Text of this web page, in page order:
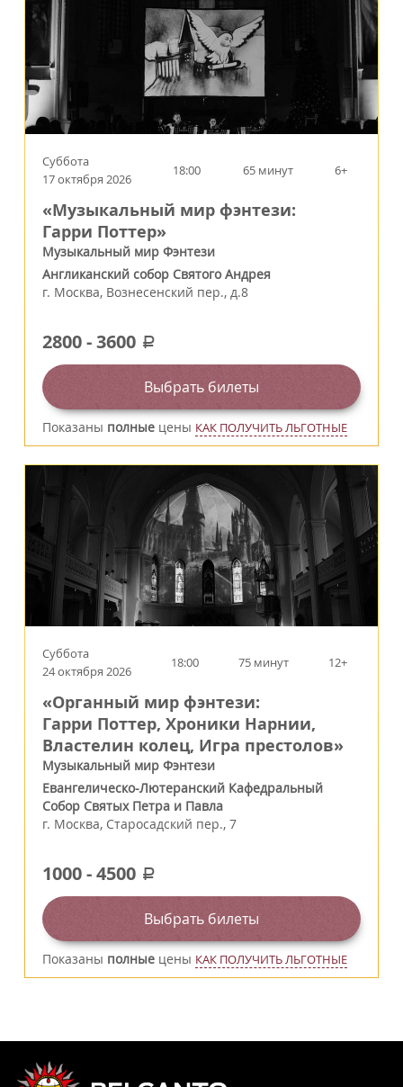
Суббота
17 октября 2026
18:00 65 минут 6+
«Музыкальный мир фэнтези:
Гарри Поттер»
Музыкальный мир Фэнтези
Англиканский собор Святого Андрея
г. Москва, Вознесенский пер., д.8
2800-3600 a
Выбрать билеты
Показаны полные цены КАК ПОЛУЧИТЬ ЛЬГОТНЫЕ
Суббота
24 октября 2026
18:00 75 минут 12+
«Органный мир фэнтези:
Гарри Поттер, Хроники Нарнии,
Властелин колец, Игра престолов»
Музыкальный мир Фэнтези
Евангелическо-Лютеранский Кафедральный
Собор Святых Петра и Павла
г. Москва, Старосадский пер., 7
1000-4500 a
Выбрать билеты
Показаны полные цены КАК ПОЛУЧИТЬ ЛЬГОТНЫЕ